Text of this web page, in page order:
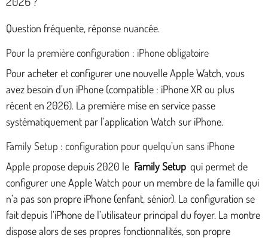
Question fréquente, réponse nuancée.
Pour la première configuration : iPhone obligatoire
Pour acheter et configurer une nouvelle Apple Watch, vous
avez besoin d’un iPhone (compatible : iPhone XR ou plus
récent en 2026). La première mise en service passe
systématiquement par l’application Watch sur iPhone.
Family Setup : configuration pour quelqu’un sans iPhone
Apple propose depuis 2020 le Family Setup qui permet de
configurer une Apple Watch pour un membre de la famille qui
n’a pas son propre iPhone (enfant, sénior). La configuration se
fait depuis l’iPhone de l’utilisateur principal du foyer. La montre
dispose alors de ses propres fonctionnalités, son propre